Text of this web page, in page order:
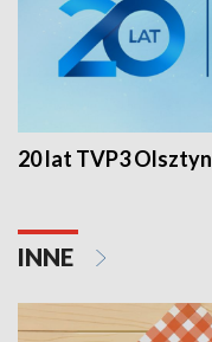
20 lat TVP3 Olsztyn
INNE